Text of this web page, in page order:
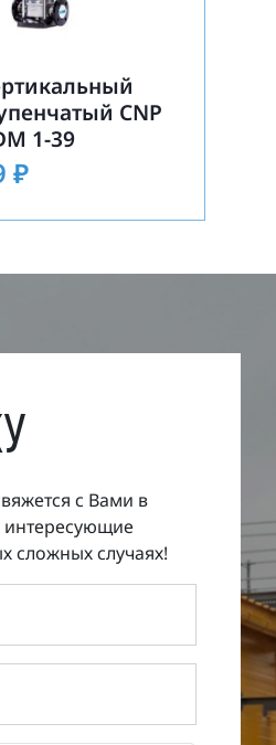
CNP
1-39
₽
с Вами в
интересующие
сложных случаях!